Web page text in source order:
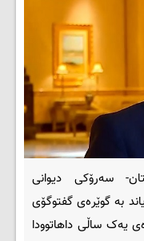
سەرۆکی دیوانی
بە گوێرەی گفتوگۆی
یەک ساڵی داهاتوودا